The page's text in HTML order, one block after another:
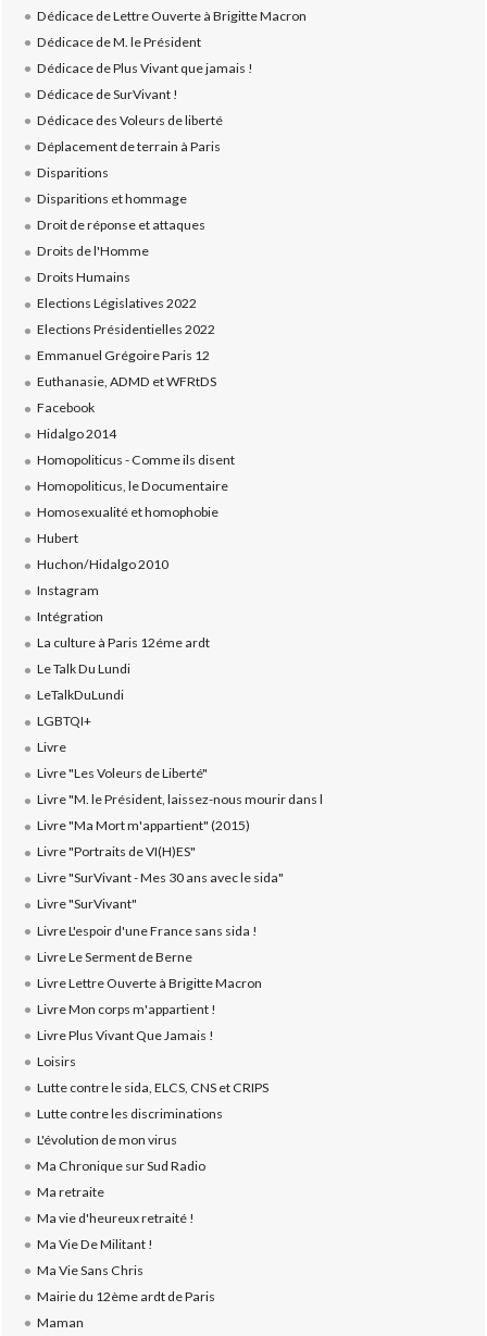
Dédicace de Lettre Ouverte à Brigitte Macron
Dédicace de M. le Président
Dédicace de Plus Vivant que jamais !
Dédicace de SurVivant !
Dédicace des Voleurs de liberté
Déplacement de terrain à Paris
Disparitions
Disparitions et hommage
Droit de réponse et attaques
Droits de l'Homme
Droits Humains
Elections Législatives 2022
Elections Présidentielles 2022
Emmanuel Grégoire Paris 12
Euthanasie, ADMD et WFRtDS
Facebook
Hidalgo 2014
Homopoliticus - Comme ils disent
Homopoliticus, le Documentaire
Homosexualité et homophobie
Hubert
Huchon/Hidalgo 2010
Instagram
Intégration
La culture à Paris 12éme ardt
Le Talk Du Lundi
LeTalkDuLundi
LGBTQI+
Livre
Livre "Les Voleurs de Liberté"
Livre "M. le Président, laissez-nous mourir dans l
Livre "Ma Mort m'appartient" (2015)
Livre "Portraits de VI(H)ES"
Livre "SurVivant - Mes 30 ans avec le sida"
Livre "SurVivant"
Livre L'espoir d'une France sans sida !
Livre Le Serment de Berne
Livre Lettre Ouverte à Brigitte Macron
Livre Mon corps m'appartient !
Livre Plus Vivant Que Jamais !
Loisirs
Lutte contre le sida, ELCS, CNS et CRIPS
Lutte contre les discriminations
L'évolution de mon virus
Ma Chronique sur Sud Radio
Ma retraite
Ma vie d'heureux retraité !
Ma Vie De Militant !
Ma Vie Sans Chris
Mairie du 12ème ardt de Paris
Maman